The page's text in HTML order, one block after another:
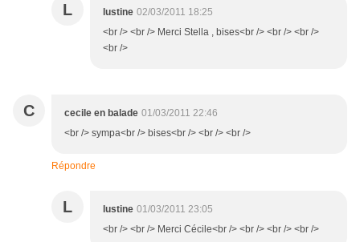
L lustine 02/03/2011 18:25
<br /> <br /> Merci Stella , bises<br /> <br /> <br />
<br />
C cecile en balade 01/03/2011 22:46
<br /> sympa<br /> bises<br /> <br /> <br />
Répondre
L lustine 01/03/2011 23:05
<br /> <br /> Merci Cécile<br /> <br /> <br /> <br />